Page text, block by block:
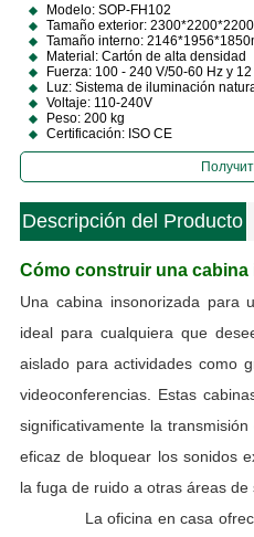
Modelo: SOP-FH102
Tamaño exterior:
Tamaño interno:
Material: Cartón de alta densidad
Fuerza: 100 - 240 V/50-60 Hz y 12
Luz: Sistema de iluminación
Voltaje: 110-240V
Peso: 200 kg
Certificación: ISO CE
Descripción del Producto
Cómo construir una
Una cabina insonorizada para
ideal para cualquiera que
aislado para actividades como
videoconferencias. Estas
significativamente la
eficaz de bloquear los sonidos
la fuga de ruido a otras áreas de
La oficina en casa